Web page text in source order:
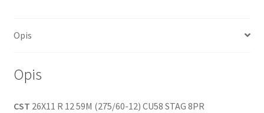
Opis
Opis
CST 26X11 R 12 59M (275/60-12) CU58 STAG 8PR